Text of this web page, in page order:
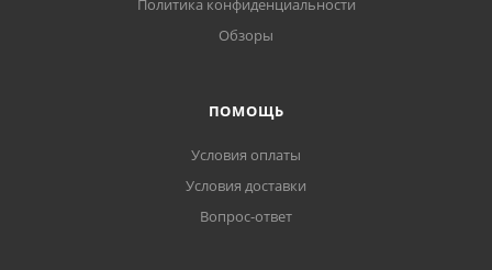
Политика конфиденциальности
Обзоры
ПОМОЩЬ
Условия оплаты
Условия доставки
Вопрос-ответ